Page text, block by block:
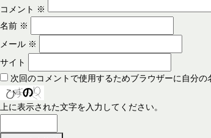
コメント ※
名前 ※
メール ※
サイト
次回のコメントで使用するためブラウザーに自分の
上に表示された文字を入力してください。